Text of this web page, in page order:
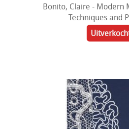
Bonito, Claire - Modern
Techniques and